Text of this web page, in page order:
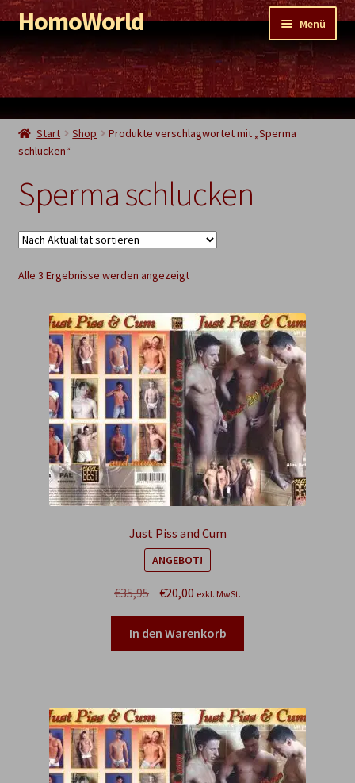
Zur
Navigation
springen
Zum
Inhalt
springen
HomoWorld Menü
Shop
PornoWorld
EroticWorld
WaterWorld
ShittyWorld
Restposten
Start Shop
Produkte verschlagwortet mit „Sperma
schlucken“
Sperma schlucken
Alle 3 Ergebnisse werden angezeigtNach
Just Piss and Cum
ANGEBOT!
€35,95
Ursprünglicher
war:
€35,95
€20,00Aktueller
ist:
€20,00.
exkl. MwSt.
In den Warenkorb